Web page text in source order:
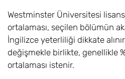
Foundation BA
Photography with
Foundation BA
8,10
Westminster Üniversitesi
ortalaması, seçilen bölümün
İngilizce yeterliliği dikkate
değişmekle birlikte, genellikle
ortalaması istenir.